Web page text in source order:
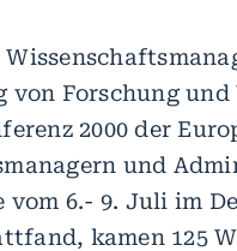
von Forschung
2000 der
und
vom 6.- 9. Juli im
kamen 125